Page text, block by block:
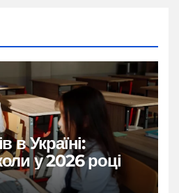
в Україні:
у 2026 році